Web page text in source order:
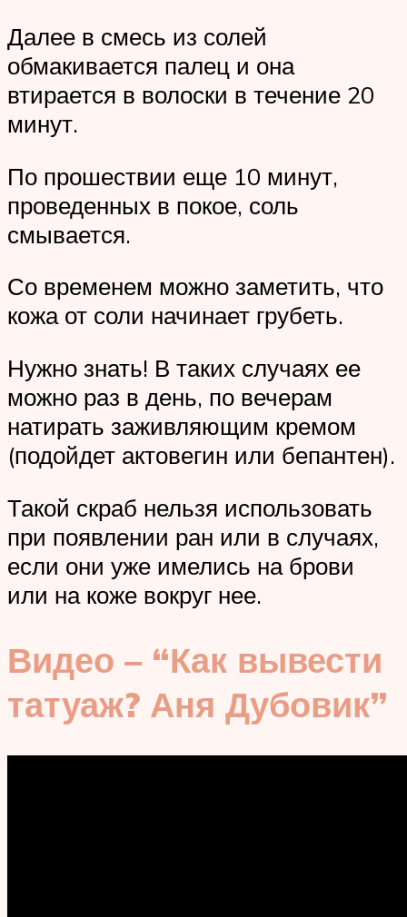
Далее в смесь из солей
обмакивается палец и она
втирается в волоски в течение 20
минут.
По прошествии еще 10 минут,
проведенных в покое, соль
смывается.
Со временем можно заметить, что
кожа от соли начинает грубеть.
Нужно знать! В таких случаях ее
можно раз в день, по вечерам
натирать заживляющим кремом
(подойдет актовегин или бепантен).
Такой скраб нельзя использовать
при появлении ран или в случаях,
если они уже имелись на брови
или на коже вокруг нее.
Видео – “Как вывести
татуаж? Аня Дубовик”